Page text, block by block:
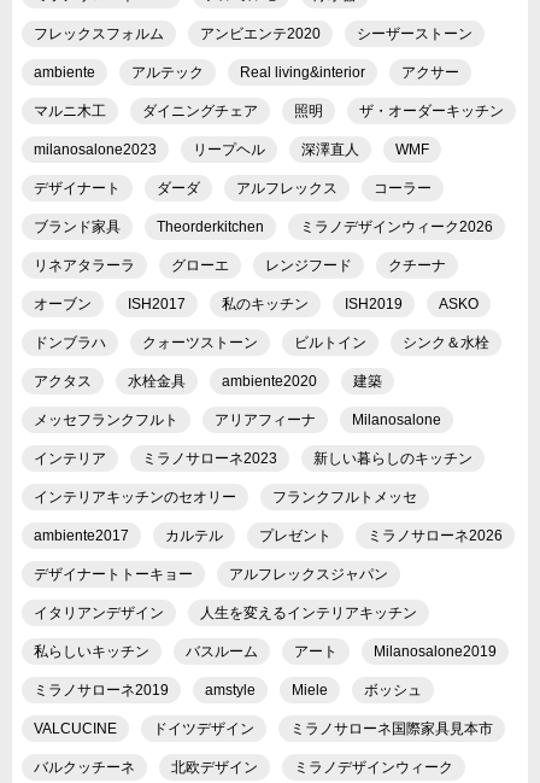
フレックスフォルム アンビエンテ2020 シーザーストーン
ambiente アルテック Real living&interior アクサー
マルニ木工 ダイニングチェア 照明 ザ・オーダーキッチン
milanosalone2023 リープヘル 深澤直人 WMF
デザイナート ダーダ アルフレックス コーラー
ブランド家具 Theorderkitchen ミラノデザインウィーク2026
リネアタラーラ グローエ レンジフード クチーナ
オーブン ISH2017 私のキッチン ISH2019 ASKO
ドンブラハ クォーツストーン ビルトイン シンク＆水栓
アクタス 水栓金具 ambiente2020 建築
メッセフランクフルト アリアフィーナ Milanosalone
インテリア ミラノサローネ2023 新しい暮らしのキッチン
インテリアキッチンのセオリー フランクフルトメッセ
ambiente2017 カルテル プレゼント ミラノサローネ2026
デザイナートトーキョー アルフレックスジャパン
イタリアンデザイン 人生を変えるインテリアキッチン
私らしいキッチン バスルーム アート Milanosalone2019
ミラノサローネ2019 amstyle Miele ボッシュ
VALCUCINE ドイツデザイン ミラノサローネ国際家具見本市
バルクッチーネ 北欧デザイン ミラノデザインウィーク